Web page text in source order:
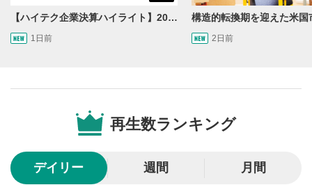
SNSやメールなどで動画を共有・シェアすることがで
きます。
スマートフォンで視聴の場合は動画再生エリア右上のメニュ
するとその位置から動画が再生されます。
動画が再生または一時停止します。
【ハイテク企業決算ハイライト】2027年分のメモリに売切れ報道!?＜米国マーケットダイジェスト8/5号＞
1日前 2日前
再生数ランキング
デイリー 週間 月間